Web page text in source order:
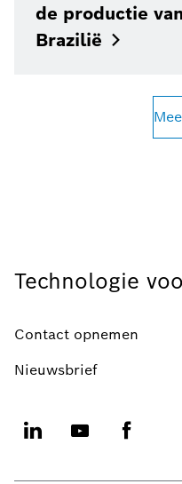
de productie
Brazilië
Technologie
Contact opnemen
Nieuwsbrief